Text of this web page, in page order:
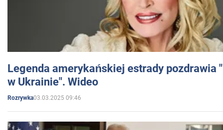
Legenda amerykańskiej estrady pozdrawia
w Ukrainie". Wideo
Rozrywka03.03.2025 09:46